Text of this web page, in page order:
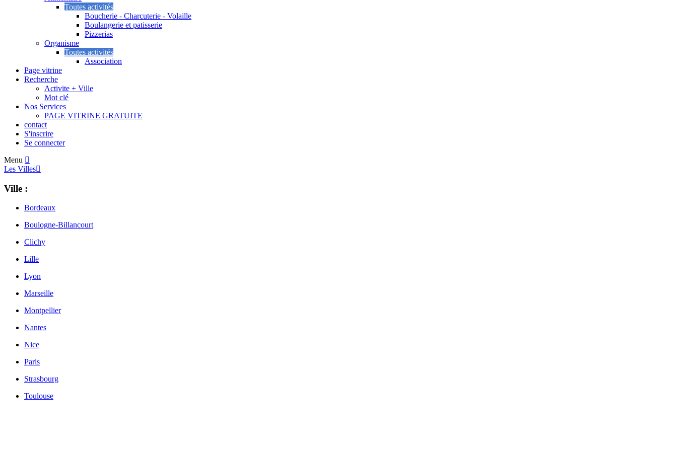
Toutes activités
Boucherie - Charcuterie - Volaille
Boulangerie et patisserie
Pizzerias
Organisme
Toutes activités
Association
Page vitrine
Recherche
Activite + Ville
Mot clé
Nos Services
PAGE VITRINE GRATUITE
contact
S'inscrire
Se connecter
Menu
Les Villes
Ville :
Bordeaux
Boulogne-Billancourt
Clichy
Lille
Lyon
Marseille
Montpellier
Nantes
Nice
Paris
Strasbourg
Toulouse